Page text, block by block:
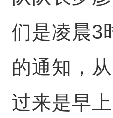
们是凌晨3
的通知，
过来是早